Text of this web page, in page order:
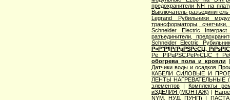
предохранители NH на
Выключатель-
Legrand Рубильники
трансформаторы,
Schneider Electric
разъединители,
Schneider Electric
Р»Р°Р¶РґРµРЅРёСЏ,
Рё
обогрева пола и кровли
Датчики воды и осадков
КАБЕЛИ СИЛОВЫЕ И
ЛЕНТЫ НАГРЕВАТЕЛЬНЫЕ
элементов|Комплекты
иЗДЕЛИЯ (МОНТАЖ) |
NYM, НУД, ПУНП)
| ПАСТА